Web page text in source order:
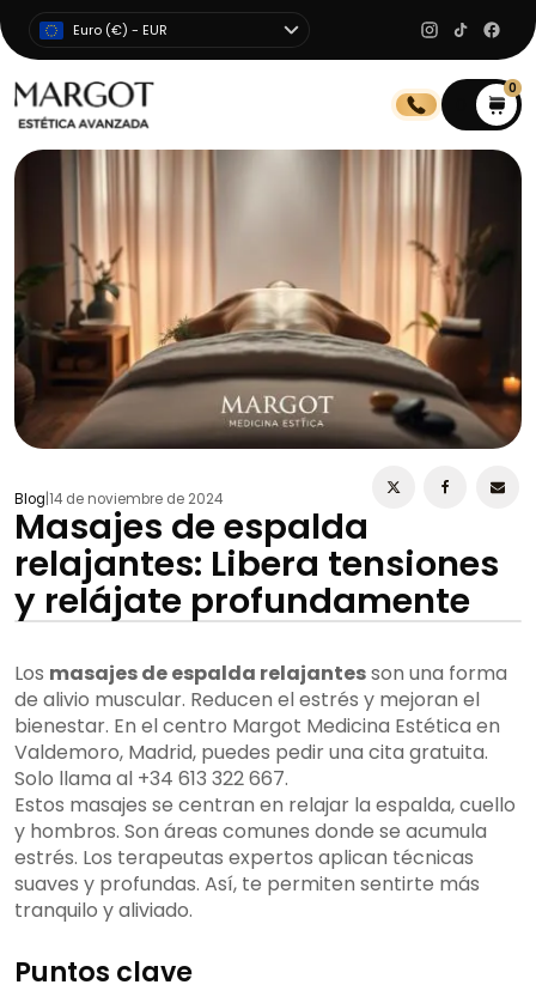
Euro (€) - EUR
0
Blog 14 de noviembre de 2024
Masajes de espalda
relajantes: Libera tensiones
y relájate profundamente
Los masajes de espalda relajantesson una forma
de alivio muscular. Reducen el estrés y mejoran el
bienestar. En el centro Margot Medicina Estética en
Valdemoro, Madrid, puedes pedir una cita gratuita.
Solo llama al +34 613 322 667.
Estos masajes se centran en relajar la espalda, cuello
y hombros. Son áreas comunes donde se acumula
estrés. Los terapeutas expertos aplican técnicas
suaves y profundas. Así, te permiten sentirte más
tranquilo y aliviado.
Puntos clave